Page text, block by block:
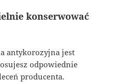
konserwować
antykorozyjna jest
odpowiednie
producenta.